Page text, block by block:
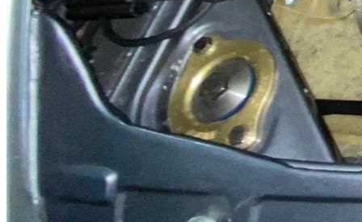
Porsche 911 gr 4
Porsche 911 gr 4 para rally de piloto privado sin accidentes, se
vende en perfecto estado, con motor chipeaux de 310 cv a estrenar.
mantenido por baporo motorsport y listo para competir.